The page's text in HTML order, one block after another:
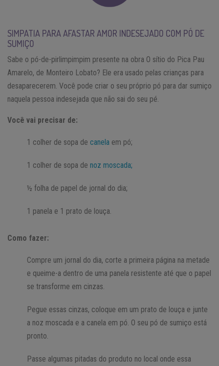
SIMPATIA PARA AFASTAR AMOR INDESEJADO COM PÓ DE
SUMIÇO
Sabe o pó-de-pirlimpimpim presente na obra O sítio do Pica Pau
Amarelo, de Monteiro Lobato? Ele era usado pelas crianças para
desaparecerem. Você pode criar o seu próprio pó para dar sumiço
naquela pessoa indesejada que não sai do seu pé.
Você vai precisar de:
1 colher de sopa de canela em pó;
1 colher de sopa de noz moscada;
½ folha de papel de jornal do dia;
1 panela e 1 prato de louça.
Como fazer:
Compre um jornal do dia, corte a primeira página na metade
e queime-a dentro de uma panela resistente até que o papel
se transforme em cinzas.
Pegue essas cinzas, coloque em um prato de louça e junte
a noz moscada e a canela em pó. O seu pó de sumiço está
pronto.
Passe algumas pitadas do produto no local onde essa